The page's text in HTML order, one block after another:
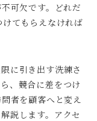
可欠です。どれだ
てもらえなければ
に引き出す洗練さ
、競合に差をつけ
者を顧客へと変え
説します。アクセ